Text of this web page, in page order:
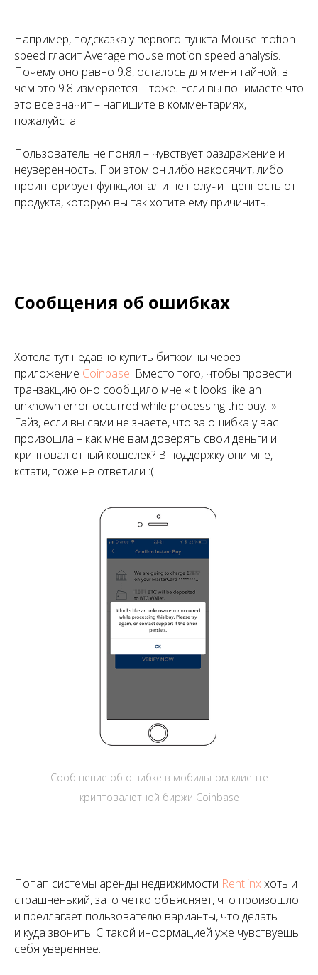
Например, подсказка у первого пункта Mouse motion
speed гласит Average mouse motion speed analysis.
Почему оно равно 9.8, осталось для меня тайной, в
чем это 9.8 измеряется – тоже. Если вы понимаете что
это все значит – напишите в комментариях,
пожалуйста.
Пользователь не понял – чувствует раздражение и
неуверенность. При этом он либо накосячит, либо
проигнорирует функционал и не получит ценность от
продукта, которую вы так хотите ему причинить.
Сообщения об ошибках
Хотела тут недавно купить биткоины через
приложение Coinbase. Вместо того, чтобы провести
транзакцию оно сообщило мне «It looks like an
unknown error occurred while processing the buy...».
Гайз, если вы сами не знаете, что за ошибка у вас
произошла – как мне вам доверять свои деньги и
криптовалютный кошелек? В поддержку они мне,
кстати, тоже не ответили :(
Сообщение об ошибке в мобильном клиенте
криптовалютной биржи Coinbase
Попап системы аренды недвижимости Rentlinxхоть и
страшненький, зато четко объясняет, что произошло
и предлагает пользователю варианты, что делать
и куда звонить. С такой информацией уже чувствуешь
себя увереннее.